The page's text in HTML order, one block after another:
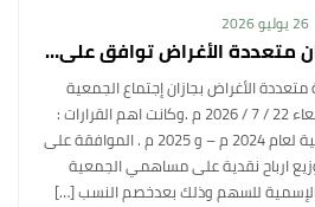
26 يوليو 2026
عمومية تعاونية جازان متعددة الأغراض توافق على توزيع ارباح نقدية لمساهميها.
الأغراض بجازان إجتماع الجمعية
العمومية العادي يوم الاربعاء 22 / 7 / 2026 م .وكانت اهم القرارات :
المصادقة على القوائم المالية لعام 2024 م – و 2025 م . الموافقة على
ارباح نقدية على مساهمي الجمعية